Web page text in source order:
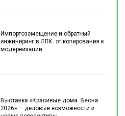
Импортозамещение и обратный
инжиниринг в ЛПК: от копирования к
модернизации
Выставка «Красивые дома. Весна
2026» — деловые возможности и